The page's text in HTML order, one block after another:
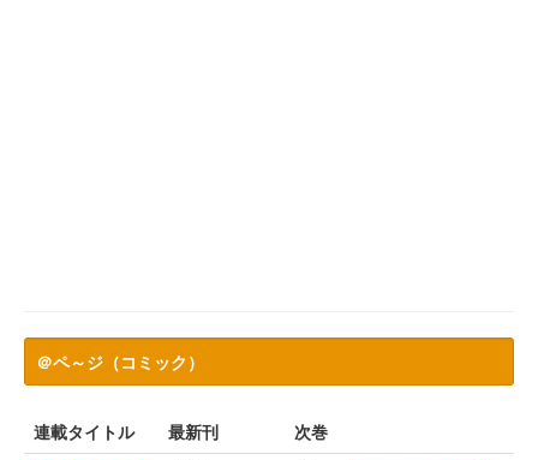
＠ペ～ジ（コミック）
連載タイトル 最新刊
次巻